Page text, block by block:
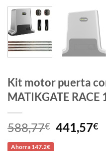
Kit motor puerta
MATIKGATE RACE
588,77€ El
precio
441,57€El
Ahorra 147.2€